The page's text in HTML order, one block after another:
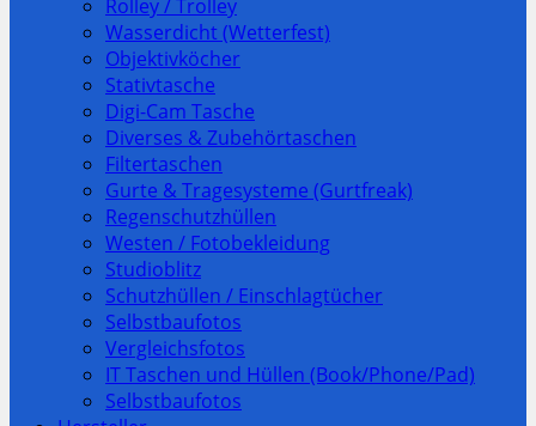
Rolley / Trolley
Wasserdicht (Wetterfest)
Objektivköcher
Stativtasche
Digi-Cam Tasche
Diverses & Zubehörtaschen
Filtertaschen
Gurte & Tragesysteme (Gurtfreak)
Regenschutzhüllen
Westen / Fotobekleidung
Studioblitz
Schutzhüllen / Einschlagtücher
Selbstbaufotos
Vergleichsfotos
IT Taschen und Hüllen (Book/Phone/Pad)
Selbstbaufotos